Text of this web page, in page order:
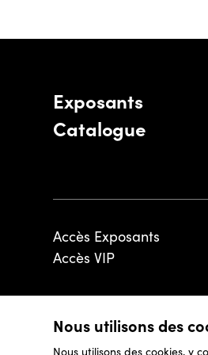
Nous utilisons des
Nous utilisons des cookies, y
Exposants
Catalogue
Accès Exposants
Accès VIP
© 2026 - Luxembourg